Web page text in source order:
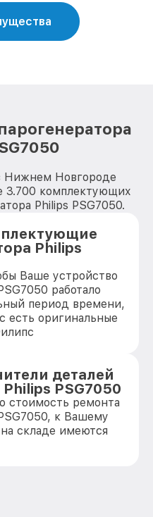
Нижнем Новгороде
3.700 комплектующих
Philips PSG7050.
Philips
Ваше устройство
работало
период времени,
есть оригинальные
деталей
PSG7050
стоимость ремонта
к Вашему
складе имеются